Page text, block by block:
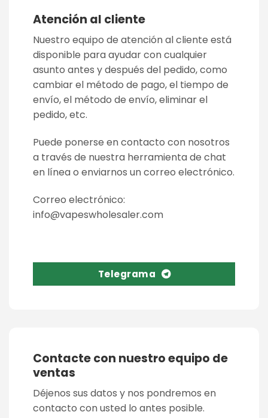
Atención al cliente
Nuestro equipo de atención al cliente está
disponible para ayudar con cualquier
asunto antes y después del pedido, como
cambiar el método de pago, el tiempo de
envío, el método de envío, eliminar el
pedido, etc.
Puede ponerse en contacto con nosotros
a través de nuestra herramienta de chat
en línea o enviarnos un correo electrónico.
Correo electrónico:
info@vapeswholesaler.com
Telegrama
Contacte con nuestro equipo de
ventas
Déjenos sus datos y nos pondremos en
contacto con usted lo antes posible.